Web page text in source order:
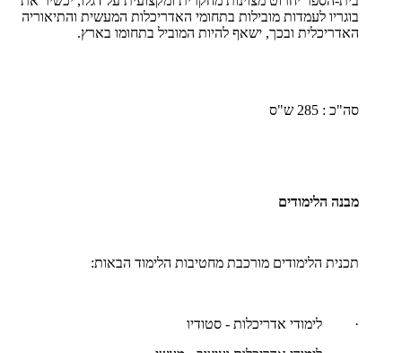
בוגריו לעמדות מובילות בתחומי האדריכלות המעשית והתיאוריה
האדריכלית ובכך, ישאף להיות המוביל בתחומו בארץ.
סה"כ : 285 ש"ס
מבנה הלימודים
תכנית הלימודים מורכבת מחטיבות הלימוד הבאות:
· לימודי אדריכלות - סטודיו